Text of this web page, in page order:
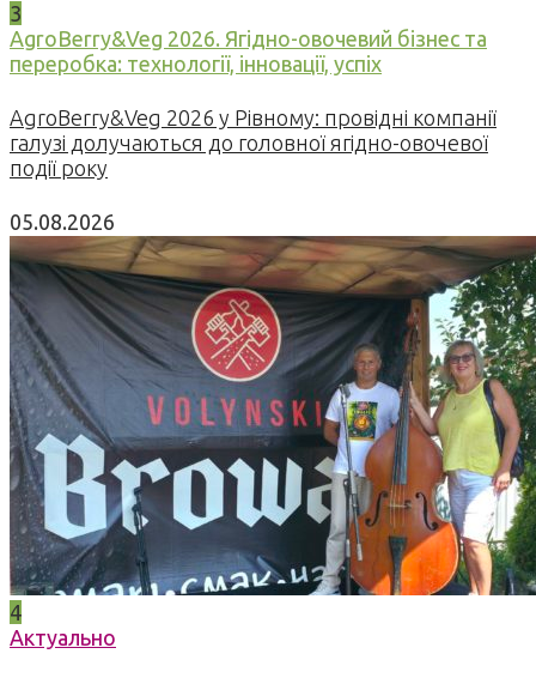
3
AgroBerry&Veg 2026. Ягідно-овочевий бізнес та
переробка: технології, інновації, успіх
AgroBerry&Veg 2026 у Рівному: провідні компанії
галузі долучаються до головної ягідно-овочевої
події року
05.08.2026
4
Актуально